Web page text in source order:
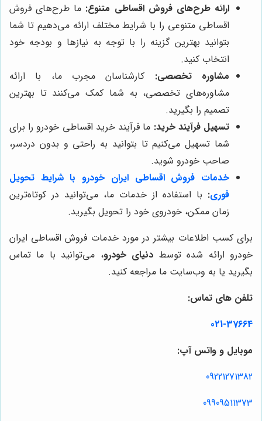
ارائه طرح‌های فروش اقساطی متنوع: ما طرح‌های فروش
اقساطی متنوعی را با شرایط مختلف ارائه می‌دهیم تا شما
بتوانید بهترین گزینه را با توجه به نیازها و بودجه خود
انتخاب کنید.
مشاوره تخصصی: کارشناسان مجرب ما، با ارائه
مشاوره‌های تخصصی، به شما کمک می‌کنند تا بهترین
تصمیم را بگیرید.
تسهیل فرآیند خرید: ما فرآیند خرید اقساطی خودرو را برای
شما تسهیل می‌کنیم تا بتوانید به راحتی و بدون دردسر،
صاحب خودرو شوید.
خدمات فروش اقساطی ایران خودرو با شرایط تحویل
فوری: با استفاده از خدمات ما، می‌توانید در کوتاه‌ترین
زمان ممکن، خودروی خود را تحویل بگیرید.
برای کسب اطلاعات بیشتر در مورد خدمات فروش اقساطی ایران
خودرو ارائه شده توسط دنیای خودرو، می‌توانید با ما تماس
بگیرید یا به وب‌سایت ما مراجعه کنید.
تلفن های تماس:
021-37664
موبایل و واتس آپ:
09221271382
09909511373